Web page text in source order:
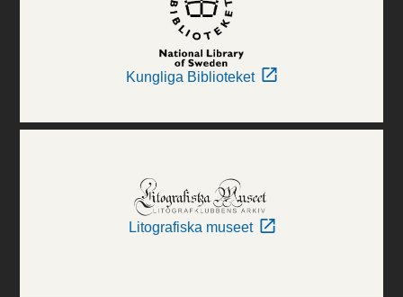
Kungliga Biblioteket
Litografiska museet